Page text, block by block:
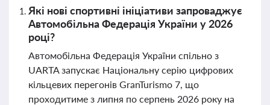
Які нові спортивні ініціативи запроваджує
Автомобільна Федерація України у 2026
році?
Автомобільна Федерація України спільно з
UARTA запускає Національну серію цифрових
кільцевих перегонів GranTurismo 7, що
проходитиме з липня по серпень 2026 року на